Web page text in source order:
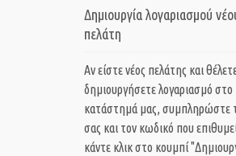
Δημιουργία λογαριασμού
πελάτη
Αν είστε νέος πελάτης και
δημιουργήσετε λογαριασμό στο
κατάστημά μας, συμπληρώστε
σας και τον κωδικό που
κάντε κλικ στο κουμπί